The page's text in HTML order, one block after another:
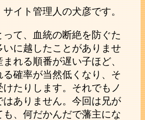
イト管理人の犬彦です。
って、血統の断絶を防ぐた
いに越したことがありませ
れる順番が遅い子ほど、
る確率が当然低くなり、そ
たりします。それでもノ
はありません。今回は兄が
も、何だかんだで藩主にな